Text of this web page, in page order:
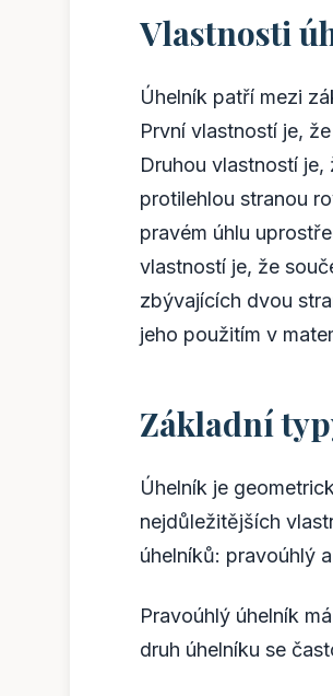
Vlastnosti
Úhelník patří mezi
První vlastností je,
Druhou vlastností
protilehlou stranou
pravém úhlu
vlastností je, že
zbývajících dvou
jeho použitím v
Základní
Úhelník je
nejdůležitějších
úhelníků: pravoúhlý
Pravoúhlý úhelník
druh úhelníku se